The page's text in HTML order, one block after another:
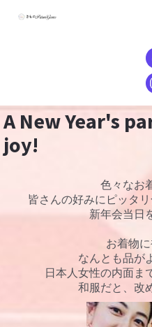
A New Year's
joy!
色々なお
皆さんの好みにピッタ
新年会当日
お着物
なんとも品が
日本人女性の内面ま
和服だと、改